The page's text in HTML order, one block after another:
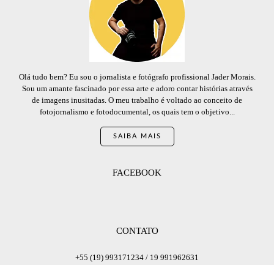
Olá tudo bem? Eu sou o jornalista e fotógrafo profissional Jader Morais.
Sou um amante fascinado por essa arte e adoro contar histórias através
de imagens inusitadas. O meu trabalho é voltado ao conceito de
fotojornalismo e fotodocumental, os quais tem o objetivo...
SAIBA MAIS
FACEBOOK
CONTATO
+55 (19) 993171234 / 19 991962631